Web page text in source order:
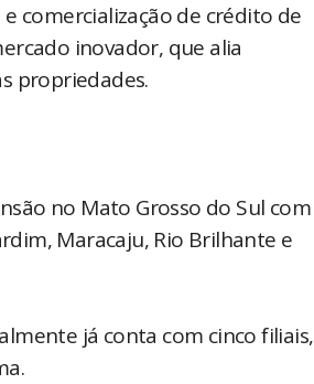
comercialização de crédito de
inovador, que alia
propriedades.
no Mato Grosso do Sul com
Maracaju, Rio Brilhante e
já conta com cinco filiais,